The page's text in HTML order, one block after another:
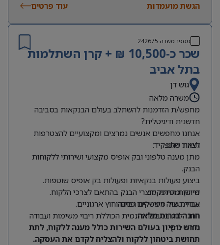
הגשת מועמדות עוד פרטים
מספר משרה 242675
שכר כ-10,500 ₪ + קרן השתלמות
בתל אביב
גוש דן
משרה מלאה
מחפש/ת הזדמנות להשתלב בעולם הבנקאות בסביבה
חדשנית ודיגיטלית?
אנחנו מחפשים אנשים נמרצים ומקצועיים להצטרפות
לצוות שלנו.
תיאור התפקיד:
מתן מענה טלפוני ובק אופיס מקצועי ושירותי ללקוחות
הבנק.
ביצוע פעולות בנקאיות ופעולות בק אופיס שוטפות.
שיווק ומכירת מוצרי הבנק בהתאם לצרכי הלקוח.
עבודה מול ממשקים פנים וחוץ ארגוניים.
התנהלות בסביבה דינמית הכוללת ריבוי משימות ועבודה
תחת לחץ.
דרישות התפקיד:
אוריינטציה דיגיטלית גבוהה.
חובה בגרות מלאה.
נדרש ניסיון בעולם השירות כולל מענה ללקוח, לתת
תחושת ביטחון ללקוח ולהצליח לקדם את העסקה.